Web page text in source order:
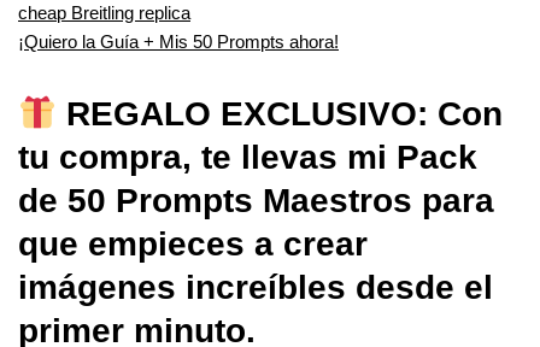
cheap Breitling replica
¡Quiero la Guía + Mis 50 Prompts ahora!
REGALO EXCLUSIVO: Con
tu compra, te llevas mi Pack
de 50 Prompts Maestros para
que empieces a crear
imágenes increíbles desde el
primer minuto.